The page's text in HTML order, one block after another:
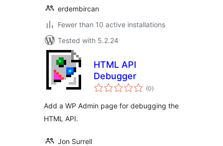
erdembircan
Fewer than 10 active installations
Tested with 5.2.24
HTML API
Debugger
(0total
ratings
)
Add a WP Admin page for debugging the
HTML API.
Jon Surrell